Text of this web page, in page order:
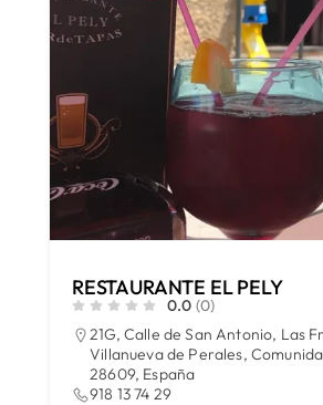
RESTAURANTE EL PELY
0.0 (0)
21G, Calle de San Antonio, Las
Villanueva de Perales,
28609, España
918 13 74 29